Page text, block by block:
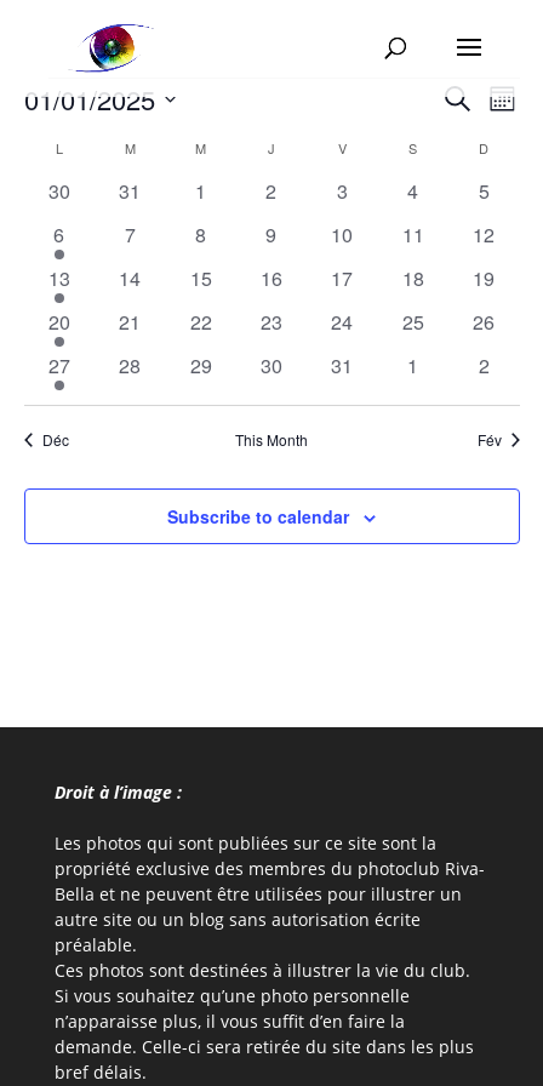
Events Events
and
Views
Search
01/01/2025
date.
Calendar
of
L MMARDI M MERCREDI
J VVENDREDIS D
0
30
0
31
0
1
0
2
0
3
0
4
0
5
1
event
6
0
7
0
8
0
9
0
10
0
11
0
12
1
event
13
0
14
0
15
0
16
0
17
0
18
0
19
1
event
20
0
21
0
22
0
23
0
24
0
25
0
26
1
event
27
0
28
0
29
0
30
0
31
0
1
0
2
Déc This Month Fév
Subscribe to calendar
Droit à l’image :
Les photos qui sont publiées sur ce site sont la
propriété exclusive des membres du photoclub Riva-
Bella et ne peuvent être utilisées pour illustrer un
autre site ou un blog sans autorisation écrite
préalable.
Ces photos sont destinées à illustrer la vie du club.
Si vous souhaitez qu’une photo personnelle
n’apparaisse plus, il vous suffit d’en faire la
demande. Celle-ci sera retirée du site dans les plus
bref délais.